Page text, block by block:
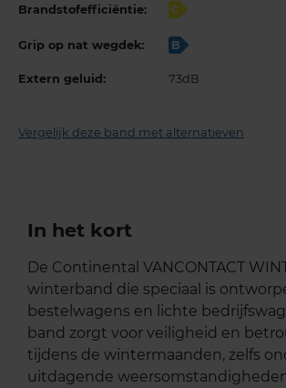
Brandstofefficiëntie: C
Grip op nat wegdek: B
Extern geluid: 73dB
Vergelijk deze band met alternatieven
In het kort
De Continental VANCONTACT
winterband die speciaal is
bestelwagens en lichte
band zorgt voor veiligheid en
tijdens de wintermaanden, zelfs
uitdagende